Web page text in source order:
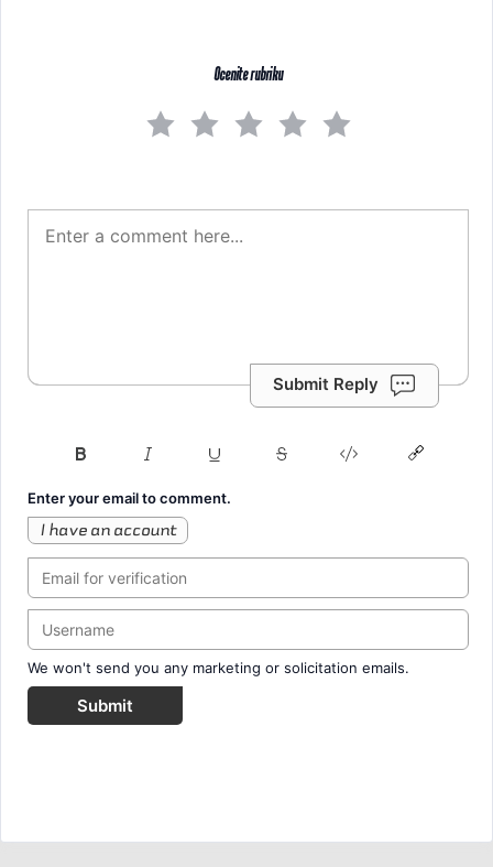
Ocenite rubriku
Submit Reply
Enter your email to comment.
I have an account
We won't send you any marketing or solicitation emails.
Submit